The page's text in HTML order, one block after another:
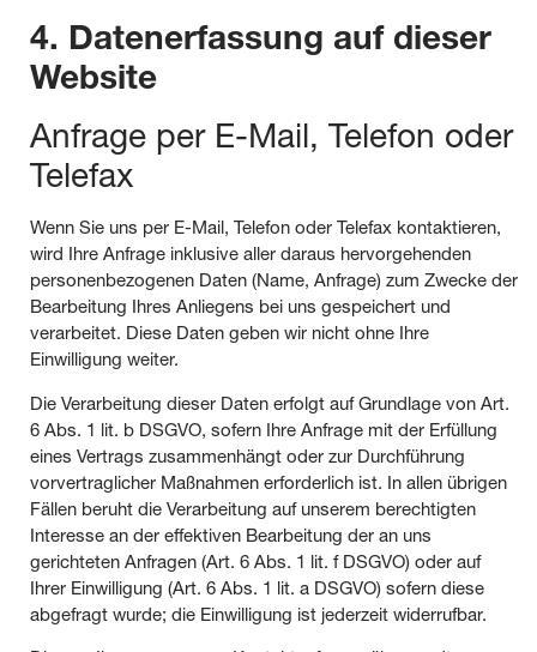
4. Datenerfassung auf dieser
Website
Anfrage per E-Mail, Telefon oder
Telefax
Wenn Sie uns per E-Mail, Telefon oder Telefax kontaktieren,
wird Ihre Anfrage inklusive aller daraus hervorgehenden
personenbezogenen Daten (Name, Anfrage) zum Zwecke der
Bearbeitung Ihres Anliegens bei uns gespeichert und
verarbeitet. Diese Daten geben wir nicht ohne Ihre
Einwilligung weiter.
Die Verarbeitung dieser Daten erfolgt auf Grundlage von Art.
6 Abs. 1 lit. b DSGVO, sofern Ihre Anfrage mit der Erfüllung
eines Vertrags zusammenhängt oder zur Durchführung
vorvertraglicher Maßnahmen erforderlich ist. In allen übrigen
Fällen beruht die Verarbeitung auf unserem berechtigten
Interesse an der effektiven Bearbeitung der an uns
gerichteten Anfragen (Art. 6 Abs. 1 lit. f DSGVO) oder auf
Ihrer Einwilligung (Art. 6 Abs. 1 lit. a DSGVO) sofern diese
abgefragt wurde; die Einwilligung ist jederzeit widerrufbar.